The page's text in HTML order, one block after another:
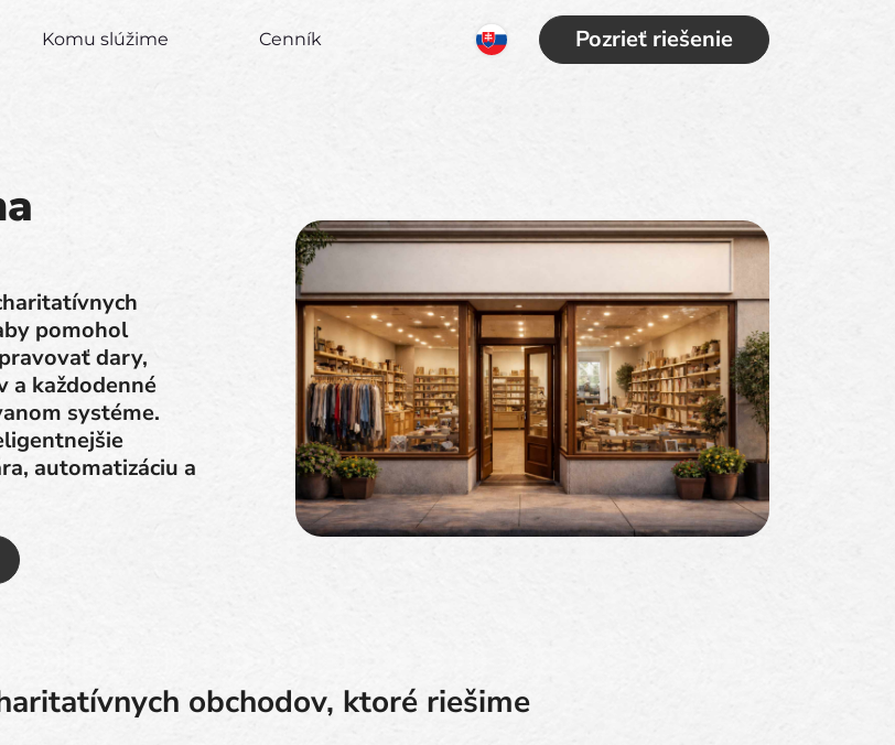
Pozrieť riešenie
Komu slúžime Cenník
pomohol
dary,
a každodenné
systéme.
automatizáciu a
obchodov, ktoré riešime